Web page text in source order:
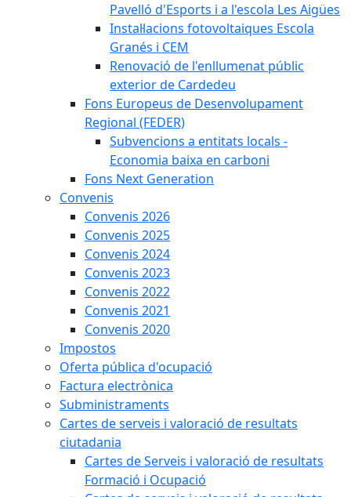
Pavelló d'Esports i a l'escola Les Aigües
Instal·lacions fotovoltaiques Escola
Granés i CEM
Renovació de l'enllumenat públic
exterior de Cardedeu
Fons Europeus de Desenvolupament
Regional (FEDER)
Subvencions a entitats locals -
Economia baixa en carboni
Fons Next Generation
Convenis
Convenis 2026
Convenis 2025
Convenis 2024
Convenis 2023
Convenis 2022
Convenis 2021
Convenis 2020
Impostos
Oferta pública d'ocupació
Factura electrònica
Subministraments
Cartes de serveis i valoració de resultats
ciutadania
Cartes de Serveis i valoració de resultats
Formació i Ocupació